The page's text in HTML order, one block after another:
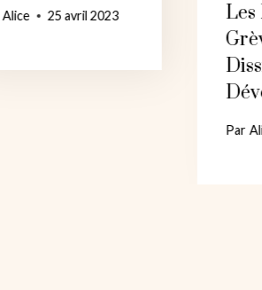
Alice 25 avril 2023
Par